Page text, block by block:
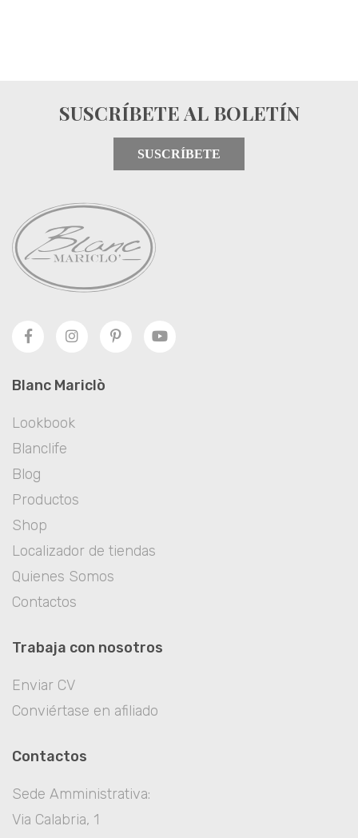
SUSCRÍBETE AL BOLETÍN
SUSCRÍBETE
Blanc Mariclò
Lookbook
Blanclife
Blog
Productos
Shop
Localizador de tiendas
Quienes Somos
Contactos
Trabaja con nosotros
Enviar CV
Conviértase en afiliado
Contactos
Sede Amministrativa:
Via Calabria, 1